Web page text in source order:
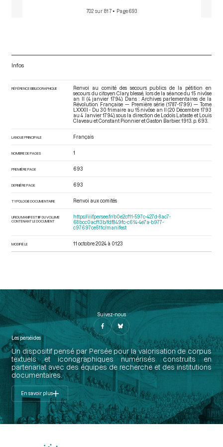
702 sur 817 • Page 693
Infos
RÉFÉRENCE BIBLIOGRAPHIQUE
Renvoi au comité des secours publics de la pétition en
secours du citoyen Clary, blessé, lors de la séance du 15 nivôse
an II (4 janvier 1794). Dans : Archives parlementaires de la
Révolution Française — Première série (1787-1799) — Tome
LXXXII - Du 30 frimaire au 15 nivôse an II (20 Décembre 1793
au 4 Janvier 1794), sous la direction de Lodoïs Lataste et Louis
Claveau et Constant Pionnier et Gaston Barbier. 1913. p. 693.
LANGUE PRINCIPALE Français
NOMBRE DE PAGES 1
PREMIÈRE PAGE 693
DERNIÈRE PAGE 693
TYPOLOGIE DOCUMENTAIRE Renvoi aux comités
URI DU MANIFEST IIIF DU VOLUME
CONTENANT LE DOCUMENT
https://iiif.persee.fr/b0e2cf11-597c-427d-8ac7-
68bcc0acf13b/fdf849fc-c614-4e7a-b977-
c97697ce511c/manifest
MODIFIÉ LE 11 octobre 2024 à 01:23
Suivez-nous
Les perséides
Un dispositif pensé par Persée pour la valorisation de corpus
textuels et iconographiques numérisés construits en
partenariat avec des équipes de recherche et des institutions
documentaires.
En savoir plus